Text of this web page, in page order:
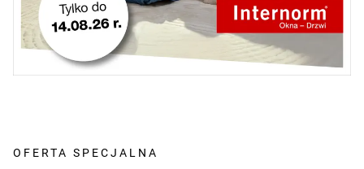
OFERTA SPECJALNA